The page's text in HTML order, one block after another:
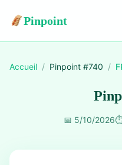
Pinpoint
Accueil / Pinpoint #740 /
📅 5/10/2026